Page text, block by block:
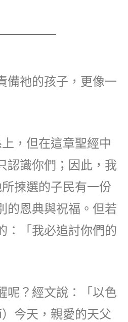
備祂的孩子，更像一
，但在這章聖經中
認識你們；因此，我
揀選的子民有一份
的恩典與祝福。但若
：「我必追討你們的
呢？經文說：「以色
今天，親愛的天父